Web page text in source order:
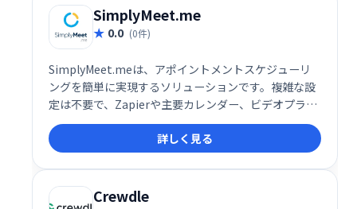
ニーズにも対応する柔軟性も魅力です。
SimplyMeet.me
0.0 (0件)
SimplyMeet.meは、アポイントメントスケジューリ
ングを簡単に実現するソリューションです。複雑な設
定は不要で、Zapierや主要カレンダー、ビデオプラッ
トフォームとの統合も可能です。スムーズな予約管理
で、お客様と効率的なミーティングを実現します。業
務効率化に繋がるシンプルで使いやすいシステムで
す。
詳しく見る
Crewdle